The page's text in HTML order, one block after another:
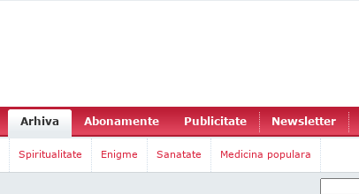
Arhiva Abonamente Publicitate Newsletter
Spiritualitate Enigme Sanatate Medicina populara